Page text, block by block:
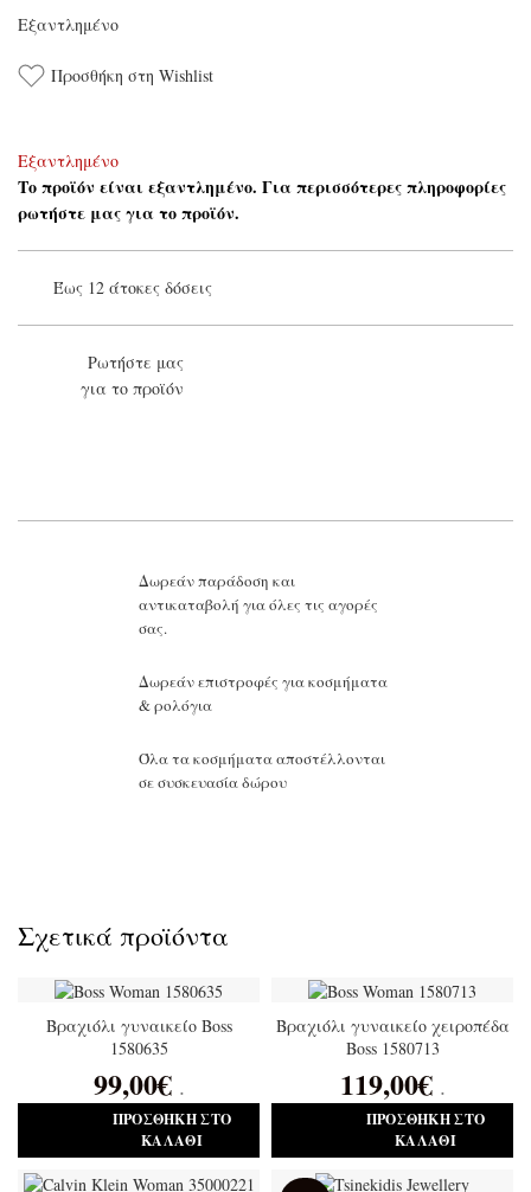
Εξαντλημένο
Προσθήκη στη Wishlist
Εξαντλημένο
Το προϊόν είναι εξαντλημένο. Για περισσότερες πληροφορίες
ρωτήστε μας για το προϊόν.
Έως 12 άτοκες δόσεις
Ρωτήστε μας
για το προϊόν
Δωρεάν παράδοση και
αντικαταβολή για όλες τις αγορές
σας.
Δωρεάν επιστροφές για κοσμήματα
& ρολόγια
Όλα τα κοσμήματα αποστέλλονται
σε συσκευασία δώρου
Σχετικά προϊόντα
Βραχιόλι γυναικείο Boss
1580635
99,00€ .
ΠΡΟΣΘΉΚΗ ΣΤΟ
ΚΑΛΆΘΙ
Βραχιόλι γυναικείο χειροπέδα
Boss 1580713
119,00€ .
ΠΡΟΣΘΉΚΗ ΣΤΟ
ΚΑΛΆΘΙ